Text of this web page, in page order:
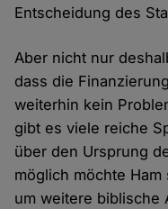
Entscheidung des
Aber nicht nur
dass die
weiterhin kein
gibt es viele reiche
über den Ursprung
möglich möchte
um weitere biblische